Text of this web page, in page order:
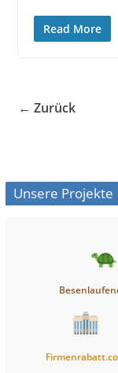
Read More
← Zurück
Unsere Projekte